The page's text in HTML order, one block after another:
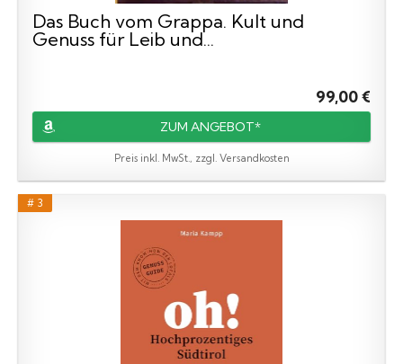
Das Buch vom Grappa. Kult und
Genuss für Leib und...
99,00 €
ZUM ANGEBOT*
Preis inkl. MwSt., zzgl. Versandkosten
# 3